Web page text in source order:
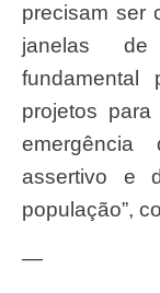
precisam ser
janelas de
fundamental
projetos
assertivo e
população”,
—